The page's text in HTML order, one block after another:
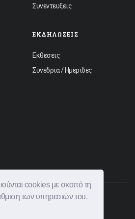
cookies με σκοπό τη
των υπηρεσιών του.
Συνεντευξεις
ΕΚΔΗΛΏΣΕΙΣ
Εκθεσεις
Συνεδρια / Ημεριδες